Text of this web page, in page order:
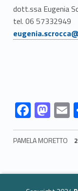
dott.ssa Eugenia
tel. 06 57332949
Link identifier #identifier__121845-1 F
ac
e
o
Link identifier #identifier__191542-2 M
as
to
o
Link identifier #identifier__9606-3 E
Link identifier #identifier__135276-4
PAMELA MORETTO